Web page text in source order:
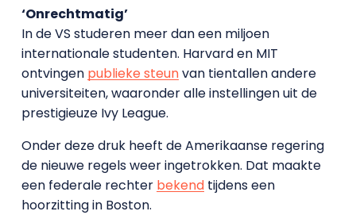
‘Onrechtmatig’
In de VS studeren meer dan een miljoen
internationale studenten. Harvard en MIT
ontvingen publieke steunvan tientallen andere
universiteiten, waaronder alle instellingen uit de
prestigieuze Ivy League.
Onder deze druk heeft de Amerikaanse regering
de nieuwe regels weer ingetrokken. Dat maakte
een federale rechter bekendtijdens een
hoorzitting in Boston.